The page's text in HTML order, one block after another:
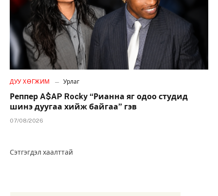
ДУУ ХӨГЖИМ Урлаг
Реппер A$AP Rocky “Рианна яг одоо студид
шинэ дуугаа хийж байгаа” гэв
07/08/2026
Сэтгэгдэл хаалттай